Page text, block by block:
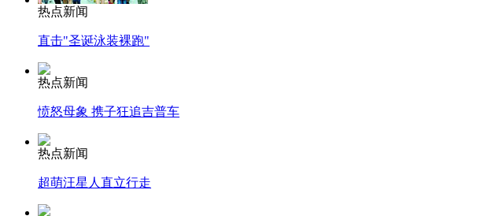
热点新闻
直击"圣诞泳装裸跑"
热点新闻
愤怒母象 携子狂追吉普车
热点新闻
超萌汪星人直立行走